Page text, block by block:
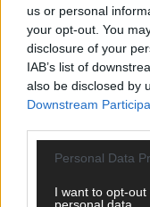
us or personal
your opt-out. You
disclosure of your
IAB’s list of
also be disclosed by
Downstream
Personal Data
I want to opt-
personal data.
Monaco, Sallys
Europa-Park